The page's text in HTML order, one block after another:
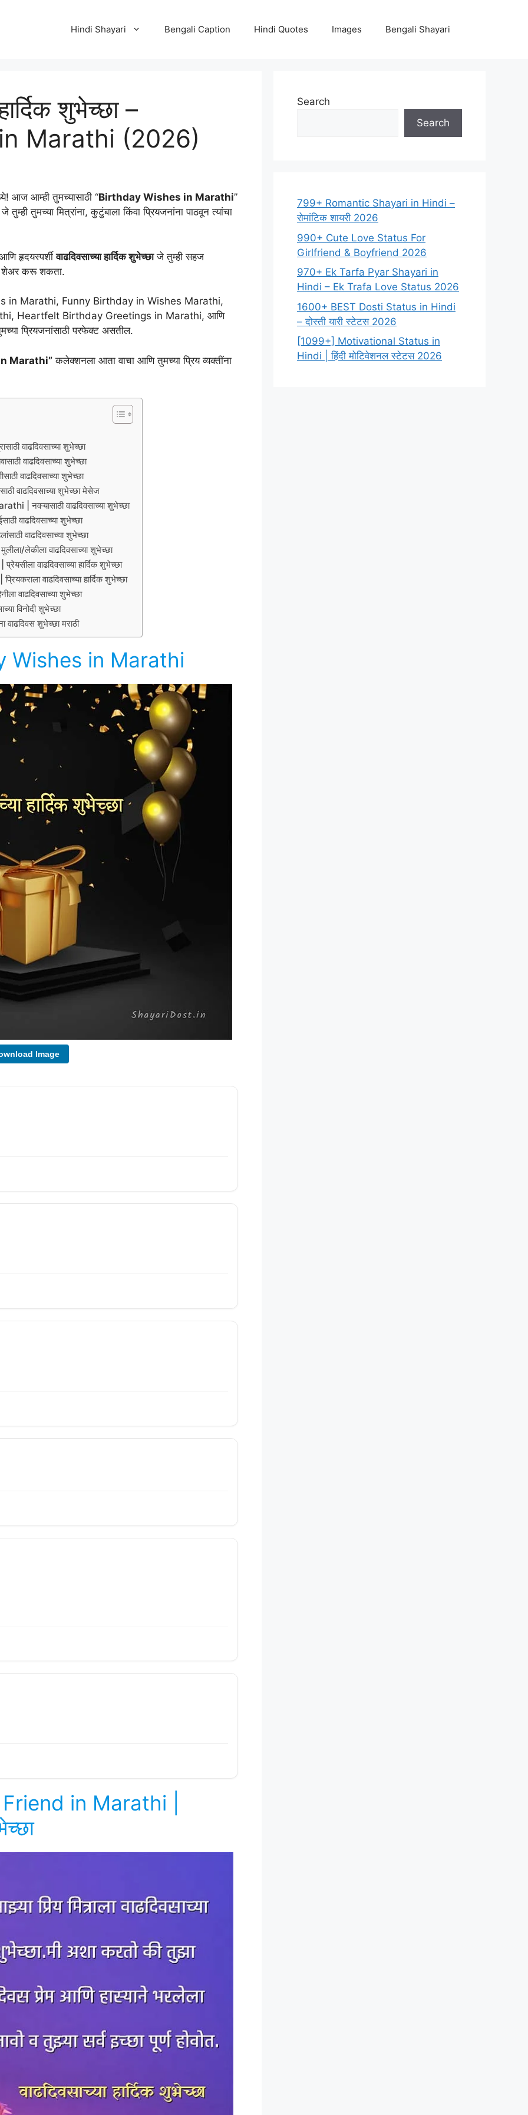
Hindi Shayari Bengali Caption Hindi Quotes Images Bengali Shayari
शुभेच्छा –
Marathi (2026)
आज आम्ही तुमच्यासाठी “Birthday Wishes in Marathi”
तुम्ही तुमच्या मित्रांना, कुटुंबाला किंवा प्रियजनांना पाठवून त्यांचा
हृदयस्पर्शीवाढदिवसाच्या हार्दिक शुभेच्छाजे तुम्ही सहज
करू शकता.
in Marathi, Funny Birthday in Wishes Marathi,
Heartfelt Birthday Greetings in Marathi, आणि
प्रियजनांसाठी परफेक्ट असतील.
Marathi” कलेक्शनला आता वाचा आणि तुमच्या प्रिय व्यक्तींना
वाढदिवसाच्या शुभेच्छा
वाढदिवसाच्या शुभेच्छा
वाढदिवसाच्या शुभेच्छा
वाढदिवसाच्या शुभेच्छा मेसेज
नवऱ्यासाठी वाढदिवसाच्या शुभेच्छा
शुभेच्छा
वाढदिवसाच्या शुभेच्छा
लेकीला वाढदिवसाच्या शुभेच्छा
वाढदिवसाच्या हार्दिक शुभेच्छा
वाढदिवसाच्या हार्दिक शुभेच्छा
वाढदिवसाच्या शुभेच्छा
विनोदी शुभेच्छा
शुभेच्छा मराठी
Wishes in Marathi
Image
in Marathi |
Search
Search
799+ Romantic Shayari in Hindi –
रोमांटिक शायरी 2026
990+ Cute Love Status For
Girlfriend & Boyfriend 2026
970+ Ek Tarfa Pyar Shayari in
Hindi – Ek Trafa Love Status 2026
1600+ BEST Dosti Status in Hindi
– दोस्ती यारी स्टेटस 2026
[1099+] Motivational Status in
Hindi | हिंदी मोटिवेशनल स्टेटस 2026